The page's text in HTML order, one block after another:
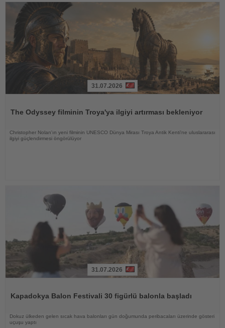
31.07.2026
The Odyssey filminin Troya'ya ilgiyi artırması bekleniyor
Christopher Nolan'ın yeni filminin UNESCO Dünya Mirası Troya Antik Kenti'ne uluslararası
ilgiyi güçlendirmesi öngörülüyor
31.07.2026
Kapadokya Balon Festivali 30 figürlü balonla başladı
Dokuz ülkeden gelen sıcak hava balonları gün doğumunda peribacaları üzerinde gösteri
uçuşu yaptı